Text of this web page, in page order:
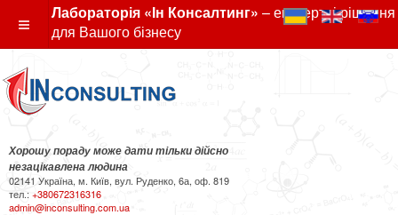
Лабораторія «Ін Консалтинг» – експертні рішення
для Вашого бізнесу
Хорошу пораду може дати тільки дійсно
незацікавлена людина
02141 Україна, м. Київ, вул. Руденко, 6а, оф. 819
тел.: +380672316316
admin@inconsulting.com.ua